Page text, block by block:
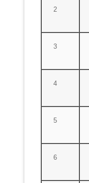
2
3
4
5
6